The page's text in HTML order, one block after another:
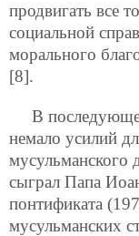
продвигать все
социальной
морального
[8].
В
немало усилий
мусульманского
сыграл Папа
понтификата
мусульманских